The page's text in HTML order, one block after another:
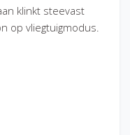
klinkt steevast
op vliegtuigmodus.